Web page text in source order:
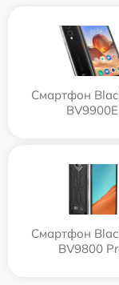
Смартфон
BV9900E
Смартфон
BV9800